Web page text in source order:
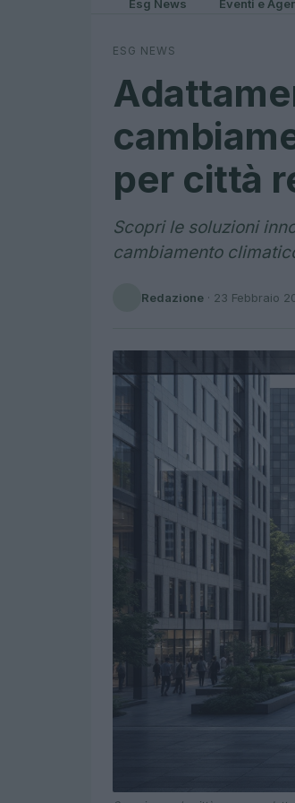
Esg News Eventi e
ESG NEWS
per città
Scopri le soluzioni
cambiamento
Redazione · 23 Febbraio